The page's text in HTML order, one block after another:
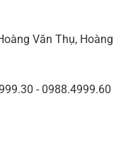
Văn Thụ, Hoàng
- 0988.4999.60